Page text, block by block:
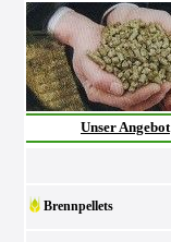
Unser Angebot
Brennpellets